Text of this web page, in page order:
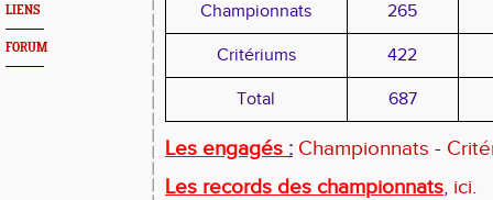
LIENS
FORUM
Championnats 265
Critériums 422
Total 687
Les engagés : Championnats -
Les records des championnats, ici.